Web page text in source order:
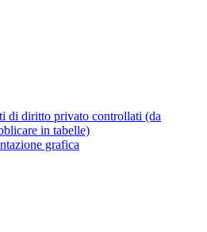
di diritto privato controllati (da
in tabelle)
grafica